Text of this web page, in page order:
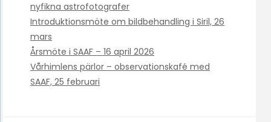
nyfikna astrofotografer
Introduktionsmöte om bildbehandling i Siril, 26
mars
Årsmöte i SAAF – 16 april 2026
Vårhimlens pärlor – observationskafé med
SAAF, 25 februari